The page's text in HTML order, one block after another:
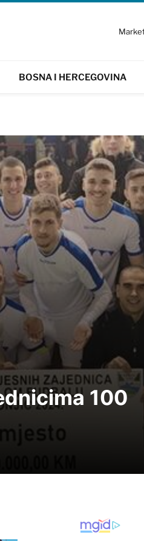
BOSNA I HERCEGOVINA
100